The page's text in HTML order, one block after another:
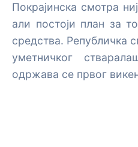
Покрајинска смотра
али постоји план за
средства. Републичка
уметничког
одржава се првог